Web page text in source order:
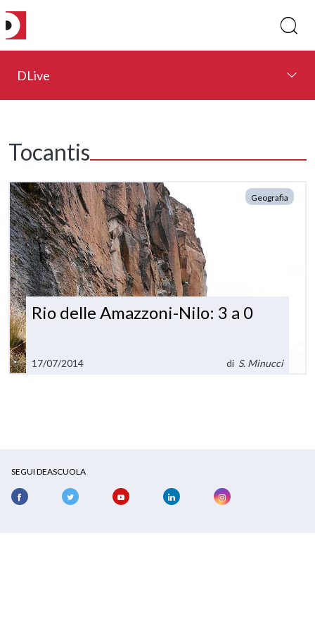
DLive
Tocantis
Geografia
Rio delle Amazzoni-Nilo: 3 a 0
17/07/2014 di S. Minucci
SEGUI DEASCUOLA